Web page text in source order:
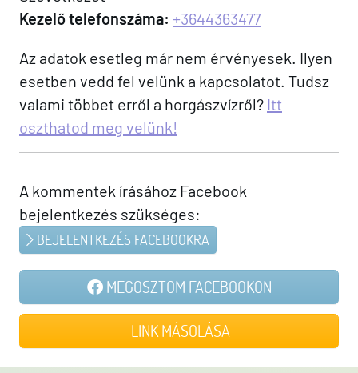
Kezelő telefonszáma: +3644363477
Az adatok esetleg már nem érvényesek. Ilyen
esetben vedd fel velünk a kapcsolatot. Tudsz
valami többet erről a horgászvízről? Itt
oszthatod meg velünk!
A kommentek írásához Facebook
bejelentkezés szükséges:
BEJELENTKEZÉS FACEBOOKRA
MEGOSZTOM FACEBOOKON
LINK MÁSOLÁSA